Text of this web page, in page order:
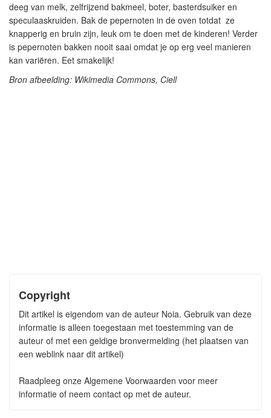
deeg van melk, zelfrijzend bakmeel, boter, basterdsuiker en
speculaaskruiden. Bak de pepernoten in de oven totdat ze
knapperig en bruin zijn, leuk om te doen met de kinderen! Verder
is pepernoten bakken nooit saai omdat je op erg veel manieren
kan variëren. Eet smakelijk!
Bron afbeelding: Wikimedia Commons, Ciell
Copyright
Dit artikel is eigendom van de auteur Noia. Gebruik van deze
informatie is alleen toegestaan met toestemming van de
auteur of met een geldige bronvermelding (het plaatsen van
een weblink naar dit artikel)
Raadpleeg onze Algemene Voorwaarden voor meer
informatie of neem contact op met de auteur.